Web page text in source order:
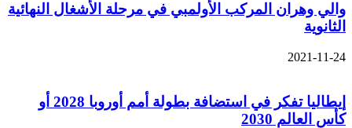
والي وهران المركب الأولمبي في مرحلة الأشغال النهائية
الثانوية
2021-11-24
إيطاليا تفكر في استضافة بطولة أمم أوروبا 2028 أو
كأس العالم 2030